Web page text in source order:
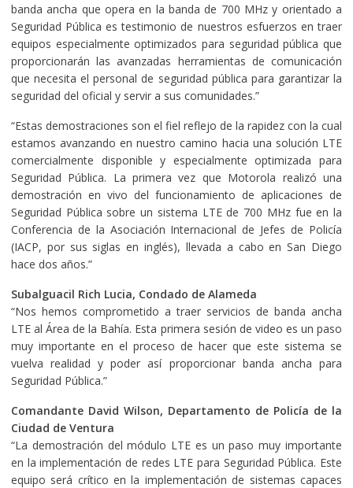
banda ancha que opera en la banda de 700 MHz y orientado a
Seguridad Pública es testimonio de nuestros esfuerzos en traer
equipos especialmente optimizados para seguridad pública que
proporcionarán las avanzadas herramientas de comunicación
que necesita el personal de seguridad pública para garantizar la
seguridad del oficial y servir a sus comunidades.”
“Estas demostraciones son el fiel reflejo de la rapidez con la cual
estamos avanzando en nuestro camino hacia una solución LTE
comercialmente disponible y especialmente optimizada para
Seguridad Pública. La primera vez que Motorola realizó una
demostración en vivo del funcionamiento de aplicaciones de
Seguridad Pública sobre un sistema LTE de 700 MHz fue en la
Conferencia de la Asociación Internacional de Jefes de Policía
(IACP, por sus siglas en inglés), llevada a cabo en San Diego
hace dos años.”
Subalguacil Rich Lucia, Condado de Alameda
“Nos hemos comprometido a traer servicios de banda ancha
LTE al Área de la Bahía. Esta primera sesión de video es un paso
muy importante en el proceso de hacer que este sistema se
vuelva realidad y poder así proporcionar banda ancha para
Seguridad Pública.”
Comandante David Wilson, Departamento de Policía de la
Ciudad de Ventura
“La demostración del módulo LTE es un paso muy importante
en la implementación de redes LTE para Seguridad Pública. Este
equipo será crítico en la implementación de sistemas capaces